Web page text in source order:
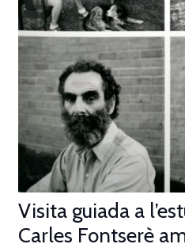
Visita guiada a
Carles Fontserè